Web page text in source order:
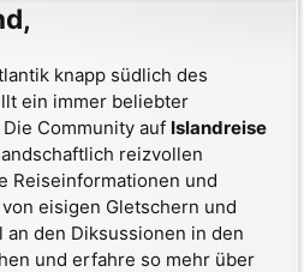
knapp südlich des
ein immer beliebter
Community auf Islandreise
reizvollen
Reiseinformationen und
eisigen Gletschern und
den Diksussionen in den
und erfahre so mehr über